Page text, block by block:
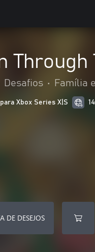
Through
Desafios • Família
Xbox Series X|S
DE DESEJOS